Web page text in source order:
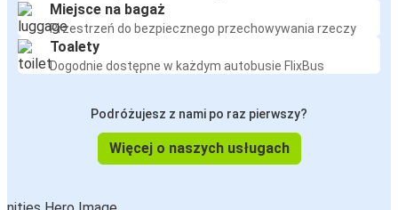
Miejsce na bagaż
Przestrzeń do bezpiecznego przechowywania rzeczy
Toalety
Dogodnie dostępne w każdym autobusie FlixBus
Podróżujesz z nami po raz pierwszy?
Więcej o naszych usługach